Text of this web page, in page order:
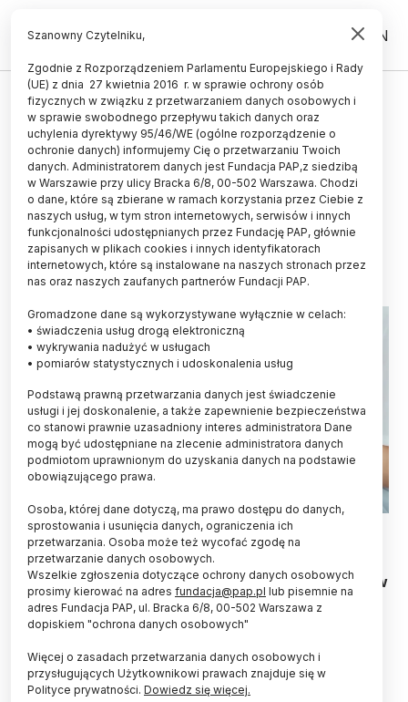
PL EN
ŚWIAT
Gen odpowiedzialny za syntezę
hormonów płciowych może
odgrywać kluczową rolę w
egzemie
27.09.2021
aktualizacja: 27.09.2021
3 minuty czytania
Fot. Fotolia
Często spotykany stan zapalny skóry może być
spowodowany nieprawidłową regulację hormonów
płciowych - informuje pismo “Proceedings of the
National Academy of Sciences” (PNAS).
Atopowe zapalenie skóry (AZS) nazywane egzemą
to przewlekła choroba zapalna skóry. Typowe
Szanowny Czytelniku,
Zgodnie z Rozporządzeniem Parlamentu Europejskiego i Rady
(UE) z dnia 27 kwietnia 2016 r. w sprawie ochrony osób
fizycznych w związku z przetwarzaniem danych osobowych i
w sprawie swobodnego przepływu takich danych oraz
uchylenia dyrektywy 95/46/WE (ogólne rozporządzenie o
ochronie danych) informujemy Cię o przetwarzaniu Twoich
danych. Administratorem danych jest Fundacja PAP,z siedzibą
w Warszawie przy ulicy Bracka 6/8, 00-502 Warszawa. Chodzi
o dane, które są zbierane w ramach korzystania przez Ciebie z
naszych usług, w tym stron internetowych, serwisów i innych
funkcjonalności udostępnianych przez Fundację PAP, głównie
zapisanych w plikach cookies i innych identyfikatorach
internetowych, które są instalowane na naszych stronach przez
nas oraz naszych zaufanych partnerów Fundacji PAP.
Gromadzone dane są wykorzystywane wyłącznie w celach:
• świadczenia usług drogą elektroniczną
• wykrywania nadużyć w usługach
• pomiarów statystycznych i udoskonalenia usług
Podstawą prawną przetwarzania danych jest świadczenie
usługi i jej doskonalenie, a także zapewnienie bezpieczeństwa
co stanowi prawnie uzasadniony interes administratora Dane
mogą być udostępniane na zlecenie administratora danych
podmiotom uprawnionym do uzyskania danych na podstawie
obowiązującego prawa.
Osoba, której dane dotyczą, ma prawo dostępu do danych,
sprostowania i usunięcia danych, ograniczenia ich
przetwarzania. Osoba może też wycofać zgodę na
przetwarzanie danych osobowych.
Wszelkie zgłoszenia dotyczące ochrony danych osobowych
prosimy kierować na adres fundacja@pap.pl lub pisemnie na
adres Fundacja PAP, ul. Bracka 6/8, 00-502 Warszawa z
dopiskiem "ochrona danych osobowych"
Więcej o zasadach przetwarzania danych osobowych i
przysługujących Użytkownikowi prawach znajduje się w
Polityce prywatności. Dowiedz się więcej.